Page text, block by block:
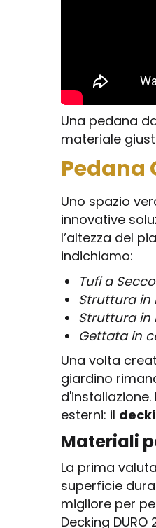
Una pedana
materiale
Pedana
Uno spazio
innovative
l’altezza del
indichiamo:
Tufi a Secco
Struttura in
Struttura in
Gettata in
Una volta
giardino
esterni: il
Materiali
La prima
superficie
migliore per
Decking